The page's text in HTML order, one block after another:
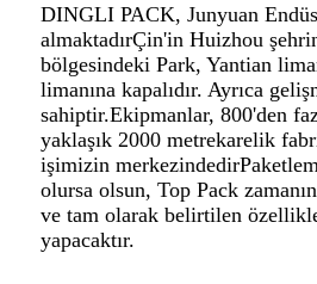
DINGLI PACK, Junyuan
almaktadırÇin'in Huizhou
bölgesindeki Park, Yantian
limanına kapalıdır. Ayrıca
sahiptir.Ekipmanlar, 800'den
yaklaşık 2000 metrekarelik
işimizin merkezindedir
olursa olsun, Top Pack
ve tam olarak belirtilen
yapacaktır.